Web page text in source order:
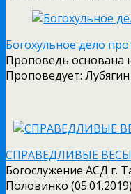
Богохульное дело
Проповедь основана
Проповедует:
СПРАВЕДЛИВЫЕ
Богослужение АСД г.
Половинко (05.01.2019)